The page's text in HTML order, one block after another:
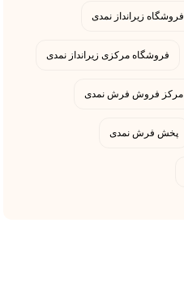
فروشگاه زیرانداز نمدی
فروشگاه مرکزی زیرانداز نمدی
مرکز فروش فرش نمدی
پخش فرش نمدی